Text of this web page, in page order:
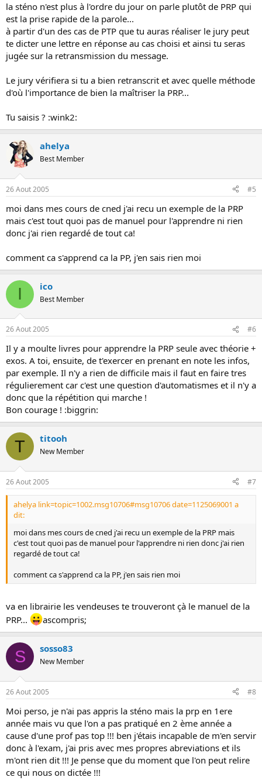
la sténo n'est plus à l'ordre du jour on parle plutôt de PRP qui
est la prise rapide de la parole...
à partir d'un des cas de PTP que tu auras réaliser le jury peut
te dicter une lettre en réponse au cas choisi et ainsi tu seras
jugée sur la retransmission du message.
Le jury vérifiera si tu a bien retranscrit et avec quelle méthode
d'où l'importance de bien la maîtriser la PRP...
Tu saisis ? :wink2:
ahelya
Best Member
26 Aout 2005 #5
moi dans mes cours de cned j'ai recu un exemple de la PRP
mais c'est tout quoi pas de manuel pour l'apprendre ni rien
donc j'ai rien regardé de tout ca!
comment ca s'apprend ca la PP, j'en sais rien moi
I ico
Best Member
26 Aout 2005 #6
Il y a moulte livres pour apprendre la PRP seule avec théorie +
exos. A toi, ensuite, de t'exercer en prenant en note les infos,
par exemple. Il n'y a rien de difficile mais il faut en faire tres
régulierement car c'est une question d'automatismes et il n'y a
donc que la répétition qui marche !
Bon courage ! :biggrin:
T titooh
New Member
26 Aout 2005 #7
ahelya link=topic=1002.msg10706#msg10706 date=1125069001 a
dit:
moi dans mes cours de cned j'ai recu un exemple de la PRP mais
c'est tout quoi pas de manuel pour l'apprendre ni rien donc j'ai rien
regardé de tout ca!
comment ca s'apprend ca la PP, j'en sais rien moi
va en librairie les vendeuses te trouveront çà le manuel de la
PRP...
ascompris;
S sosso83
New Member
26 Aout 2005 #8
Moi perso, je n'ai pas appris la sténo mais la prp en 1ere
année mais vu que l'on a pas pratiqué en 2 ème année a
cause d'une prof pas top !!! ben j'étais incapable de m'en servir
donc à l'exam, j'ai pris avec mes propres abreviations et ils
m'ont rien dit !!! Je pense que du moment que l'on peut relire
ce qui nous on dictée !!!